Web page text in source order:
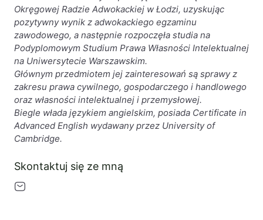
Rejestracja spółek prawa handlowego
Legalizacja pobytu i pracy cudzoziemców
Księgowość
Kontakt
FR
Okręgowej Radzie Adwokackiej w Łodzi, uzyskując
pozytywny wynik z adwokackiego egzaminu
zawodowego, a następnie rozpoczęła studia na
Podyplomowym Studium Prawa Własności Intelektualnej
na Uniwersytecie Warszawskim.
Głównym przedmiotem jej zainteresowań są sprawy z
zakresu prawa cywilnego, gospodarczego i handlowego
oraz własności intelektualnej i przemysłowej.
Biegle włada językiem angielskim, posiada Certificate in
Advanced English wydawany przez University of
Cambridge.
Skontaktuj się ze mną